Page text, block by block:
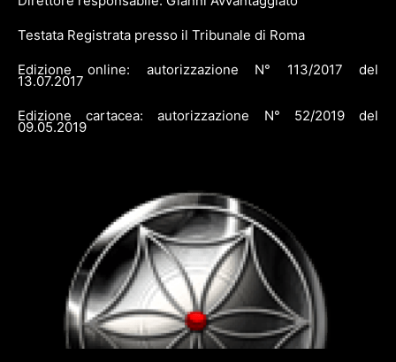
Testata Registrata presso il Tribunale di Roma
Edizione online: autorizzazione N° 113/2017 del
13.07.2017
Edizione cartacea: autorizzazione N° 52/2019 del
09.05.2019